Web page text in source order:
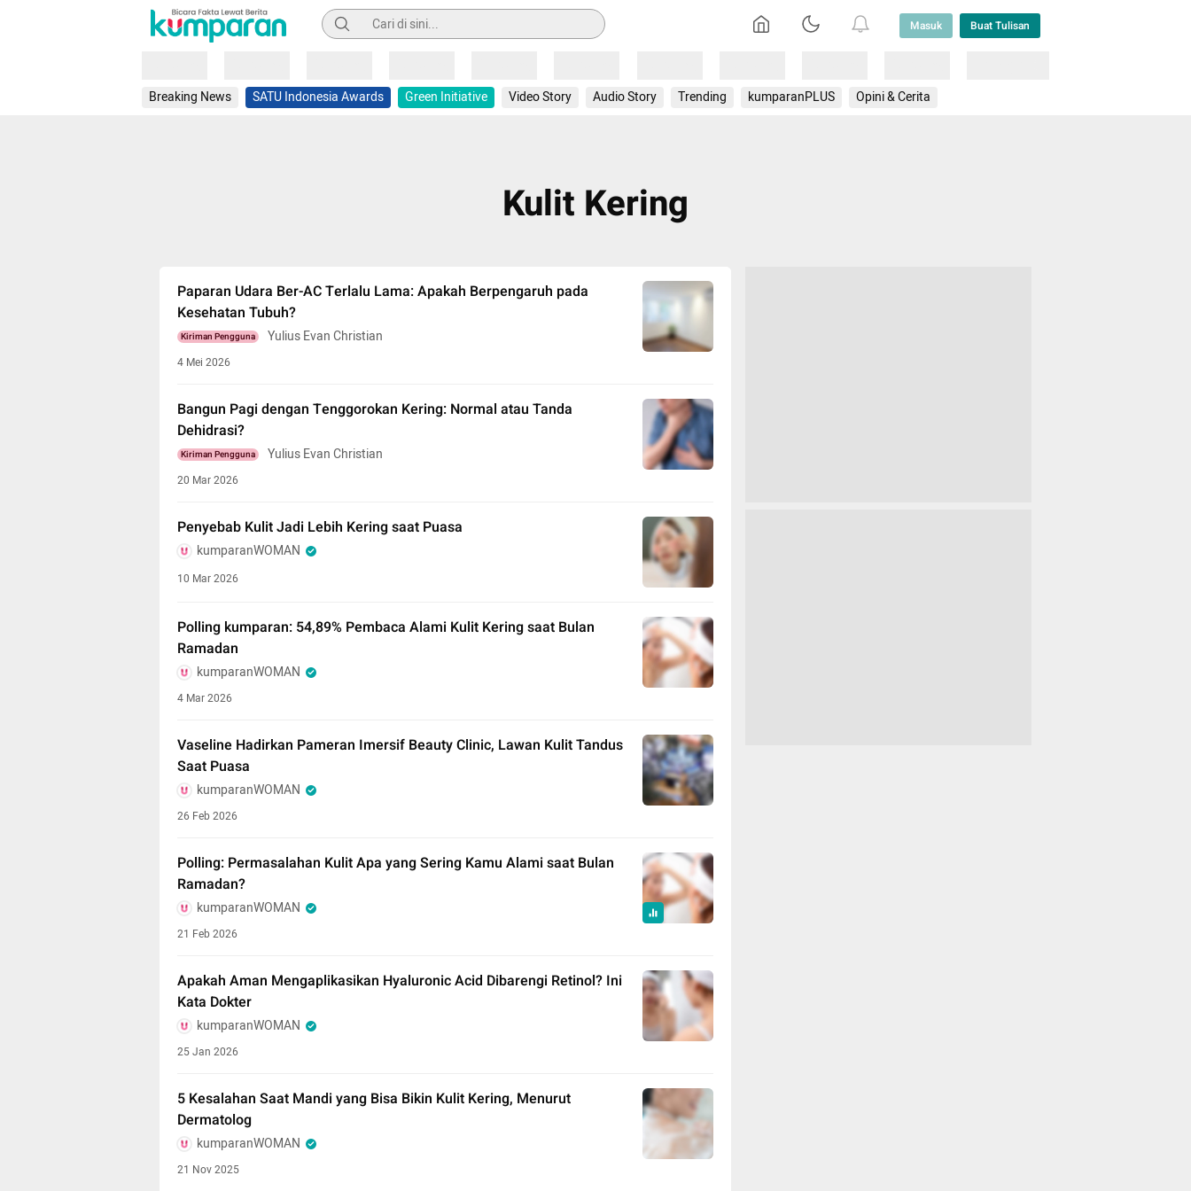
Pencarian Masuk Buat Tulisan
Breaking News SATU Indonesia Awards Green Initiative Video Story Audio Story Trending kumparanPLUS Opini & Cerita
Kulit Kering
Paparan Udara Ber-AC Terlalu Lama: Apakah Berpengaruh pada
Kesehatan Tubuh?
Kiriman Pengguna Yulius Evan Christian
4 Mei 2026
Bangun Pagi dengan Tenggorokan Kering: Normal atau Tanda
Dehidrasi?
Kiriman Pengguna Yulius Evan Christian
20 Mar 2026
Penyebab Kulit Jadi Lebih Kering saat Puasa
kumparanWOMAN
10 Mar 2026
Polling kumparan: 54,89% Pembaca Alami Kulit Kering saat Bulan
Ramadan
kumparanWOMAN
4 Mar 2026
Vaseline Hadirkan Pameran Imersif Beauty Clinic, Lawan Kulit Tandus
Saat Puasa
kumparanWOMAN
26 Feb 2026
Polling: Permasalahan Kulit Apa yang Sering Kamu Alami saat Bulan
Ramadan?
kumparanWOMAN
21 Feb 2026
Apakah Aman Mengaplikasikan Hyaluronic Acid Dibarengi Retinol? Ini
Kata Dokter
kumparanWOMAN
25 Jan 2026
5 Kesalahan Saat Mandi yang Bisa Bikin Kulit Kering, Menurut
Dermatolog
kumparanWOMAN
21 Nov 2025